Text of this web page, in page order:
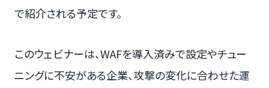
で紹介される予定です。
このウェビナーは、WAFを導入済みで設定やチュー
ニングに不安がある企業、攻撃の変化に合わせた運